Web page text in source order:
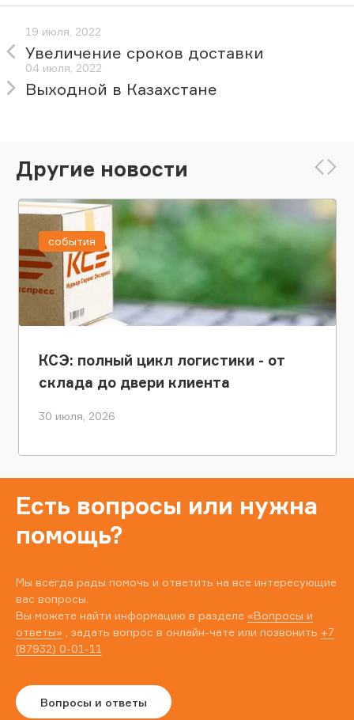
19 июля, 2022
Увеличение сроков доставки
04 июля, 2022
Выходной в Казахстане
Другие новости
КСЭ: полный цикл логистики - от
склада до двери клиента
30 июля, 2026
события
Есть вопросы или нужна
помощь?
Мы всегда рады помочь и ответить на все интересующие
вас вопросы.
Вы можете найти информацию в разделе «Вопросы и
ответы» , задать вопрос в онлайн-чате или позвонить +7
(87932) 0-01-11
Вопросы и ответы